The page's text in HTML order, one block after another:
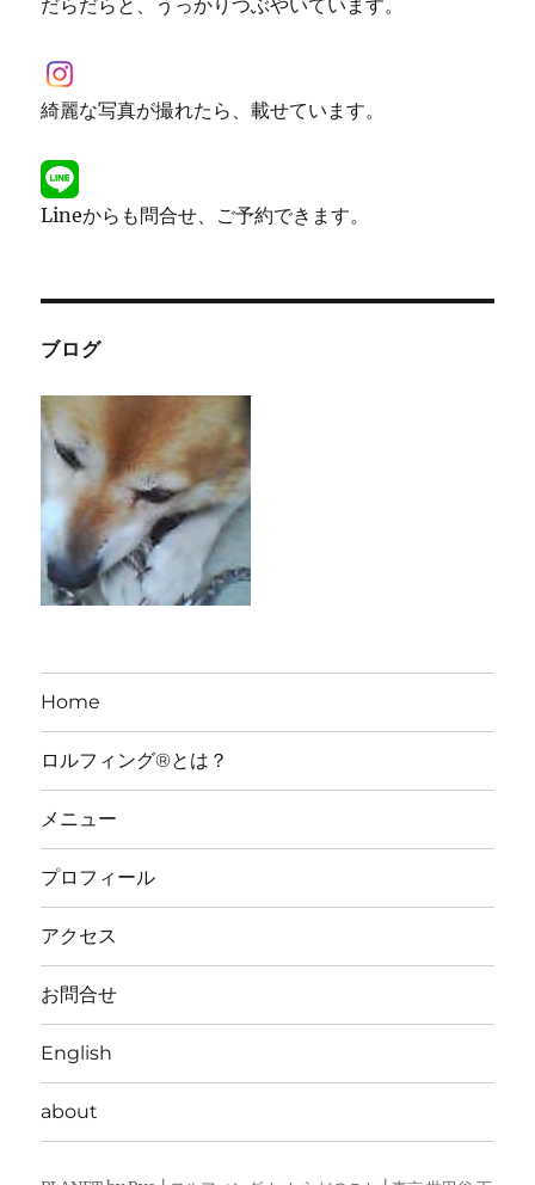
綺麗な写真が撮れたら、載せています。
Lineからも問合せ、ご予約できます。
ブログ
Home
ロルフィング®とは？
メニュー
プロフィール
アクセス
お問合せ
English
about